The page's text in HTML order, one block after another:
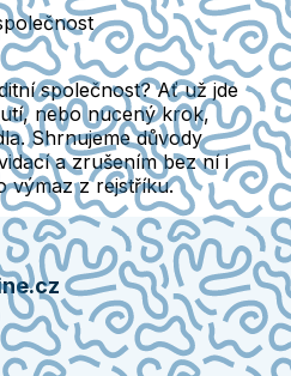
společnost? Ať už jde
nebo nucený krok,
Shrnujeme důvody
a zrušením bez ní i
výmaz z rejstříku.